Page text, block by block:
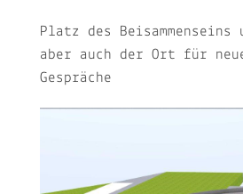
Platz des
aber auch der Ort für
Gespräche